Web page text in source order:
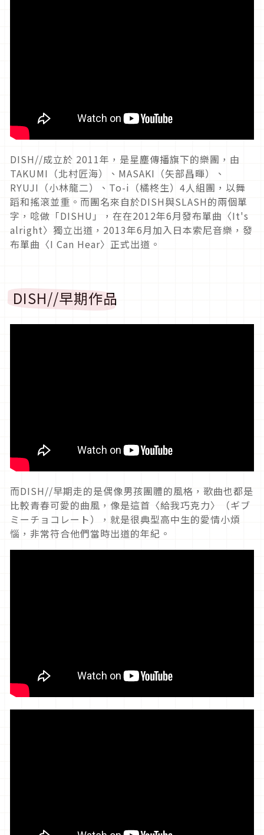
DISH//成立於 2011年，是星塵傳播旗下的樂團，由
TAKUMI（北村匠海）、MASAKI（矢部昌暉）、
RYUJI（小林龍二）、To-i（橘柊生）4人組團，以舞
蹈和搖滾並重。而團名來自於DISH與SLASH的兩個單
字，唸做「DISHU」，在在2012年6月發布單曲〈It's
alright〉獨立出道，2013年6月加入日本索尼音樂，發
布單曲〈I Can Hear〉正式出道。
DISH//早期作品
而DISH//早期走的是偶像男孩團體的風格，歌曲也都是
比較青春可愛的曲風，像是這首〈給我巧克力〉（ギブ
ミーチョコレート），就是很典型高中生的愛情小煩
惱，非常符合他們當時出道的年紀。